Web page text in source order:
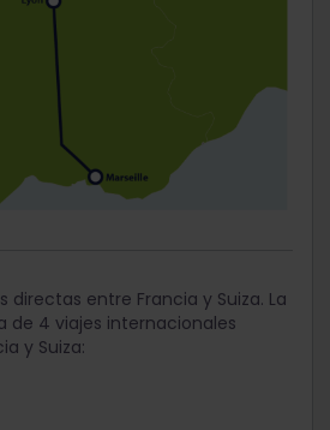
directas entre Francia y Suiza. La
de 4 viajes internacionales
y Suiza: